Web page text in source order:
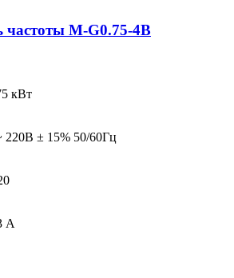
частоты M-G0.75-4B
кВт
220В ± 15% 50/60Гц
А